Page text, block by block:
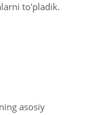
to'pladik.
asosiy